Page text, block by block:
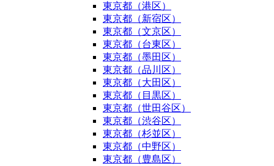
東京都（港区）
東京都（新宿区）
東京都（文京区）
東京都（台東区）
東京都（墨田区）
東京都（品川区）
東京都（大田区）
東京都（目黒区）
東京都（世田谷区）
東京都（渋谷区）
東京都（杉並区）
東京都（中野区）
東京都（豊島区）